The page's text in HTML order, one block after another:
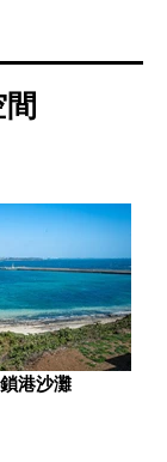
港沙灘